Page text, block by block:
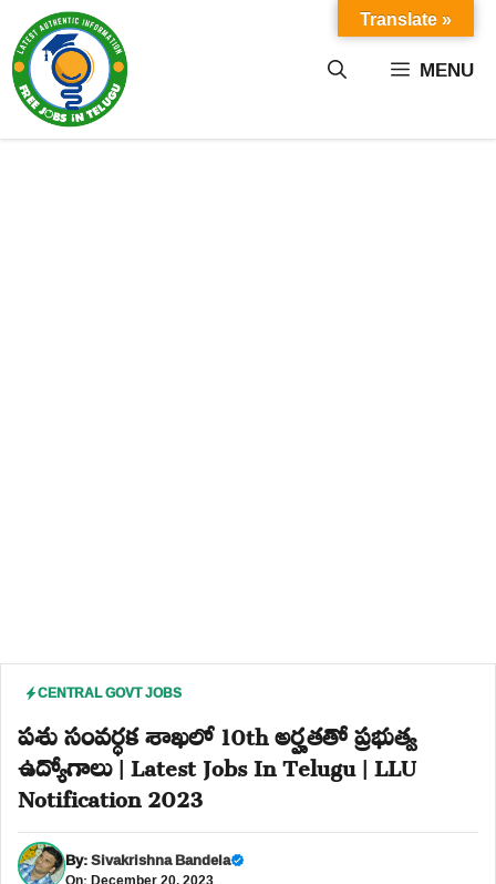
content MENU
CENTRAL GOVT JOBS
పశు సంవర్ధక శాఖలో 10th అర్హతతో ప్రభుత్వ
ఉద్యోగాలు | Latest Jobs In Telugu | LLU
Notification 2023
By:Sivakrishna Bandela
Translate »